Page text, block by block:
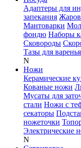
Адаптеры для
запекания
Мантоварки
фондю Наборы
Сковороды
Тазы для варенья
N
Ножи
Керамические
Кованые ножи
Мусаты для
стали Ножи с
секаторы
ножеточки
Электрические
N